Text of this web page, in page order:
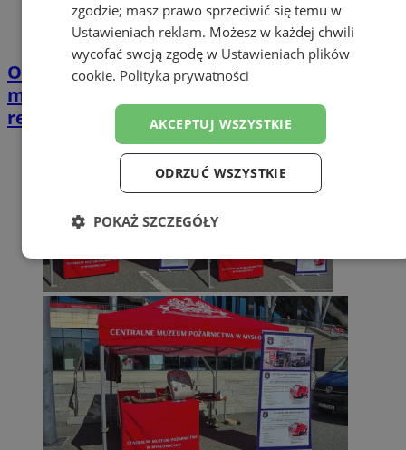
Opiekujesz się bliską osobą? Ta ankieta
może wpłynąć na przyszłe wsparcie w
regionie
zgodzie; masz prawo sprzeciwić się temu w
Ustawieniach reklam. Możesz w każdej chwili
wycofać swoją zgodę w Ustawieniach plików
cookie. Polityka prywatności
AKCEPTUJ WSZYSTKIE
ODRZUĆ WSZYSTKIE
POKAŻ SZCZEGÓŁY
Niezbędne Wydajność Targetowanie
Funkcjonalność Niesklasyfikowane